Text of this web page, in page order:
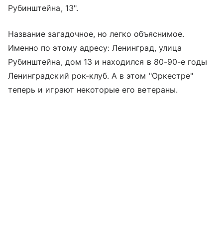
Рубинштейна, 13".
Название загадочное, но легко объяснимое.
Именно по этому адресу: Ленинград, улица
Рубинштейна, дом 13 и находился в 80-90-е годы
Ленинградский рок-клуб. А в этом "Оркестре"
теперь и играют некоторые его ветераны.